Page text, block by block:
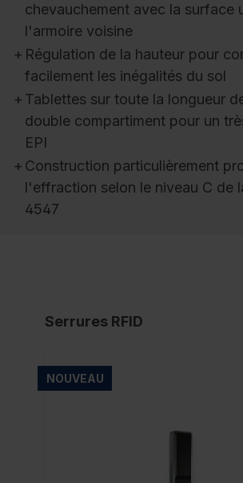
chevauchement avec la surface
l'armoire voisine
+ Régulation de la hauteur pour
facilement les inégalités du sol
+ Tablettes sur toute la longueur
double compartiment pour un
EPI
+ Construction particulièrement
l'effraction selon le niveau C de
4547
Serrures RFID
NOUVEAU